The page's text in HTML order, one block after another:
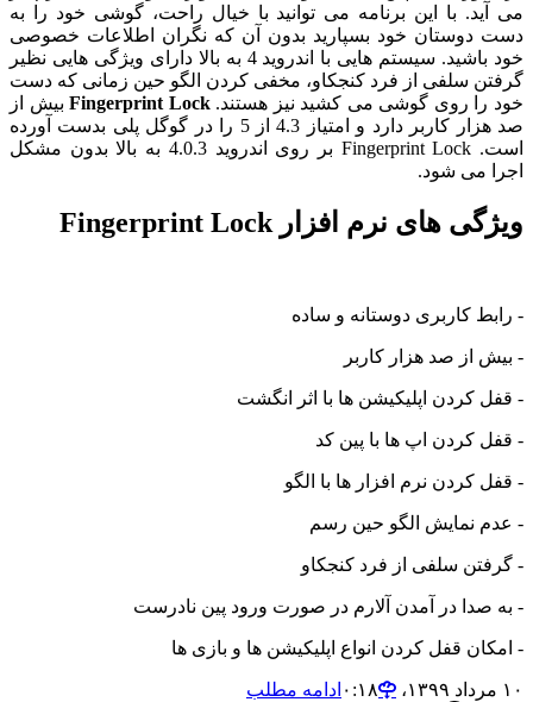
می آید. با این برنامه می توانید با خیال راحت، گوشی خود را به
دست دوستان خود بسپارید بدون آن که نگران اطلاعات خصوصی
خود باشید. سیستم هایی با اندروید 4 به بالا دارای ویژگی هایی نظیر
گرفتن سلفی از فرد کنجکاو، مخفی کردن الگو حین زمانی که دست
خود را روی گوشی می کشید نیز هستند.Fingerprint Lockبیش از
صد هزار کاربر دارد و امتیاز 4.3 از 5 را در گوگل پلی بدست آورده
است. Fingerprint Lock بر روی اندروید 4.0.3 به بالا بدون مشکل
اجرا می شود.
ویژگی های نرم افزار Fingerprint Lock
- رابط کاربری دوستانه و ساده
- بیش از صد هزار کاربر
- قفل کردن اپلیکیشن ها با اثر انگشت
- قفل کردن اپ ها با پین کد
- قفل کردن نرم افزار ها با الگو
- عدم نمایش الگو حین رسم
- گرفتن سلفی از فرد کنجکاو
- به صدا در آمدن آلارم در صورت ورود پین نادرست
- امکان قفل کردن انواع اپلیکیشن ها و بازی ها
۱۰ مرداد ۱۳۹۹،‏ ۰:۱۸
ادامه مطلب